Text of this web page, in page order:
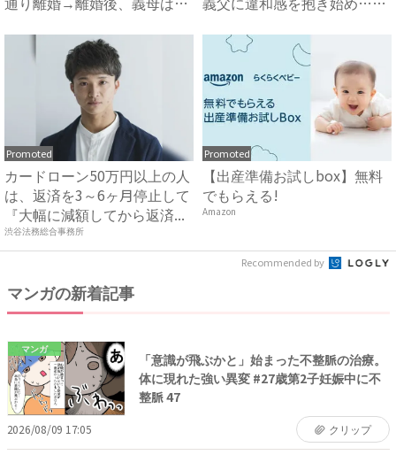
Promoted
カードローン50万円以上の人
は、返済を3～6ヶ月停止して
『大幅に減額してから返済...
渋谷法務総合事務所
Promoted
【出産準備お試しbox】無料
でもらえる!
Amazon
Recommended by
マンガの新着記事
マンガ
「意識が飛ぶかと」始まった不整脈の治療。
体に現れた強い異変 #27歳第2子妊娠中に不
整脈 47
2026/08/09 17:05 クリップ